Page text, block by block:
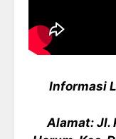
Informasi
Alamat: Jl.